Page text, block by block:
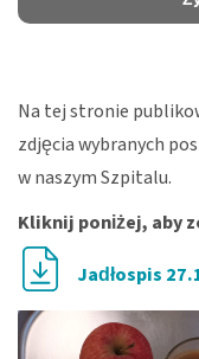
Na tej stronie
zdjęcia wybranych
w naszym Szpitalu.
Kliknij poniżej, aby
Jadłospis